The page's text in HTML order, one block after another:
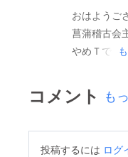
数）がいつ
菖蒲稽古会
です。その
送ってチケ
になる為、
り切れるか
おはようご
菖蒲稽古会
やめＴです
さっている
「菖蒲稽古
コメント も
投稿するには ログ